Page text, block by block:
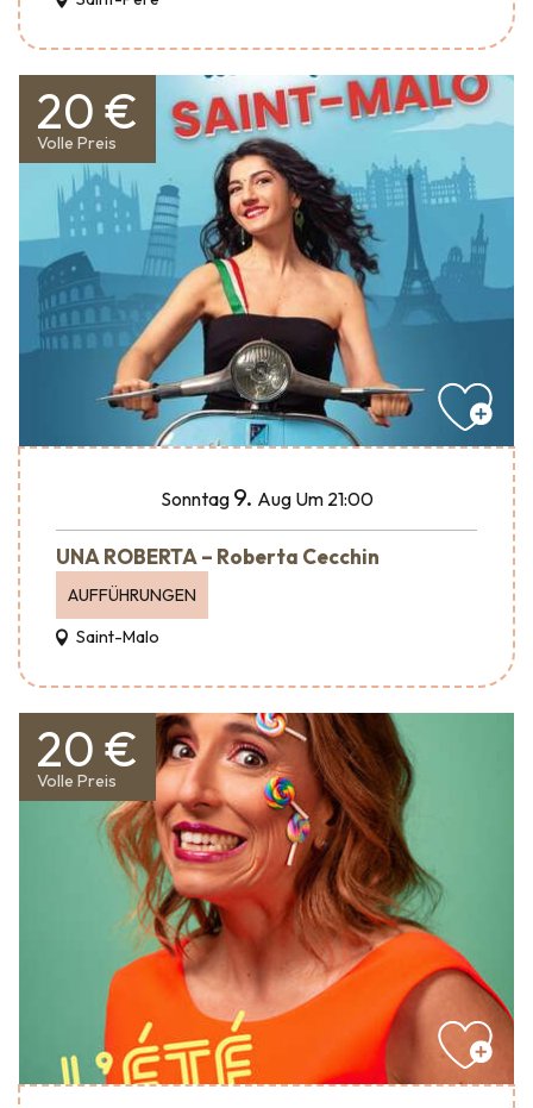
20 €
Volle Preis
Sonntag 9. Aug Um 21:00
UNA ROBERTA – Roberta Cecchin
AUFFÜHRUNGEN
Saint-Malo
20 €
Volle Preis